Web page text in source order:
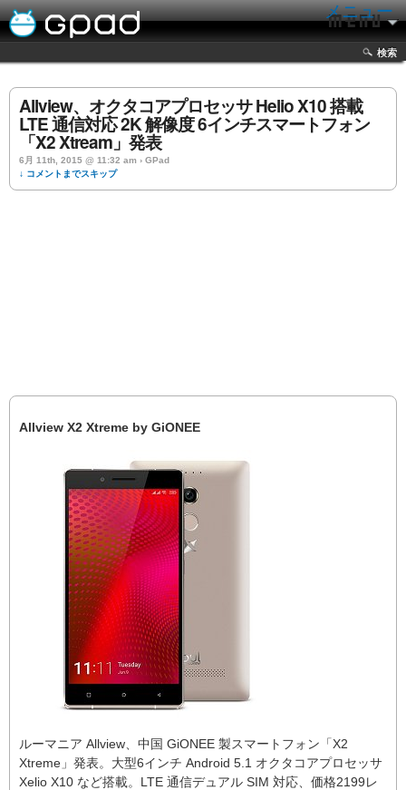
メニュー
検索
Allview、オクタコアプロセッサ Helio X10 搭載
LTE 通信対応 2K 解像度 6インチスマートフォン
「X2 Xtream」発表
6月 11th, 2015 @ 11:32 am › GPad
↓ コメントまでスキップ
Allview X2 Xtreme by GiONEE
ルーマニア Allview、中国 GiONEE 製スマートフォン「X2
Xtreme」発表。大型6インチ Android 5.1 オクタコアプロセッサ
Xelio X10 など搭載。LTE 通信デュアル SIM 対応、価格2199レ